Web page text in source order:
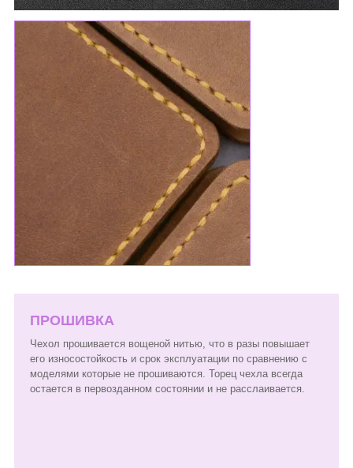
ПРОШИВКА
Чехол прошивается вощеной нитью, что в разы повышает
его износостойкость и срок эксплуатации по сравнению с
моделями которые не прошиваются. Торец чехла всегда
остается в первозданном состоянии и не расслаивается.